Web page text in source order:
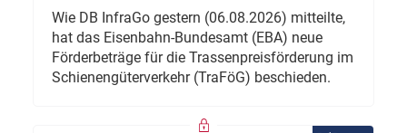
Wie DB InfraGo gestern (06.08.2026) mitteilte,
hat das Eisenbahn-Bundesamt (EBA) neue
Förderbeträge für die Trassenpreisförderung im
Schienengüterverkehr (TraFöG) beschieden.